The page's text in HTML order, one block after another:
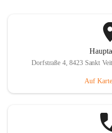
Dorfstraße 4, 8423 Sankt
Auf Karte